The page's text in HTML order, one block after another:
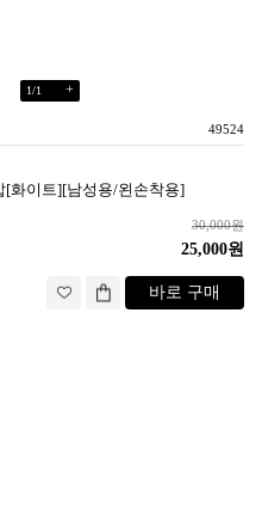
1 /1 +
49524
[화이트][남성용/왼손착용]
30,000원
25,000원
바로 구매